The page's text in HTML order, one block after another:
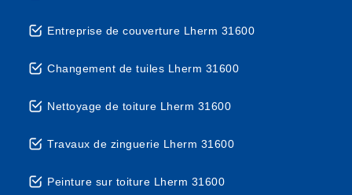
Entreprise de couverture Lherm 31600
Changement de tuiles Lherm 31600
Nettoyage de toiture Lherm 31600
Travaux de zinguerie Lherm 31600
Peinture sur toiture Lherm 31600